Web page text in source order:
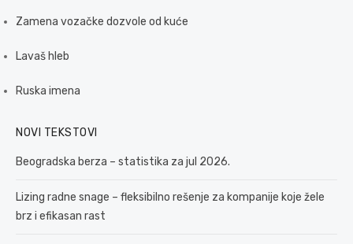
Zamena vozačke dozvole od kuće
Lavaš hleb
Ruska imena
NOVI TEKSTOVI
Beogradska berza – statistika za jul 2026.
Lizing radne snage – fleksibilno rešenje za kompanije koje žele
brz i efikasan rast